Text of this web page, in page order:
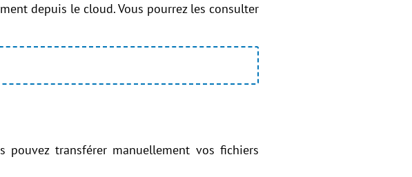
depuis le cloud. Vous pourrez les consulter
transférer manuellement vos fichiers